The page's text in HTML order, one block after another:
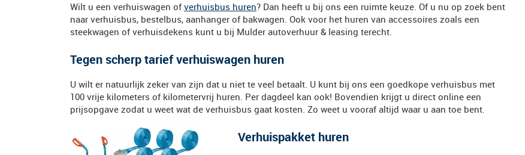
Wilt u een verhuiswagen ofverhuisbus huren? Dan heeft u bij ons een ruimte keuze. Of u nu op zoek bent
naar verhuisbus, bestelbus, aanhanger of bakwagen. Ook voor het huren van accessoires zoals een
steekwagen of verhuisdekens kunt u bij Mulder autoverhuur & leasing terecht.
Tegen scherp tarief verhuiswagen huren
U wilt er natuurlijk zeker van zijn dat u niet te veel betaalt. U kunt bij ons een goedkope verhuisbus met
100 vrije kilometers of kilometervrij huren. Per dagdeel kan ook! Bovendien krijgt u direct online een
prijsopgave zodat u weet wat de verhuisbus gaat kosten. Zo weet u vooraf altijd waar u aan toe bent.
Verhuispakket huren